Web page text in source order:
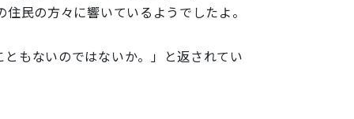
民の方々に響いているようでしたよ。
もないのではないか。」と返されてい